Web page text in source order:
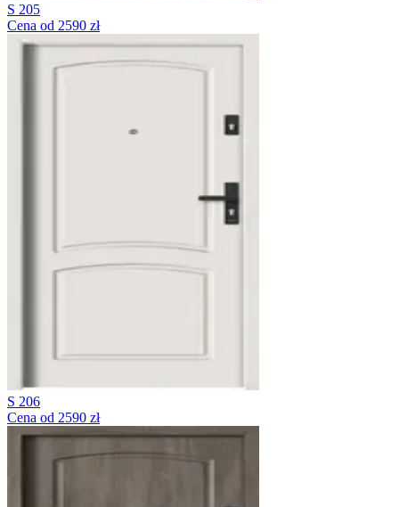
S 205
Cena od 2590 zł
S 206
Cena od 2590 zł